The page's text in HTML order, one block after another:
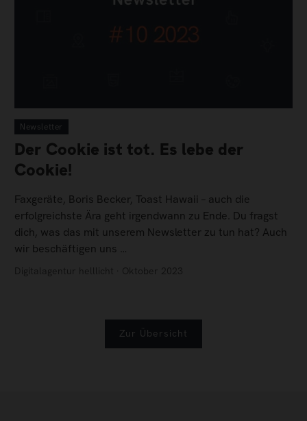
Newsletter
Der Cookie ist tot. Es lebe der
Cookie!
Faxgeräte, Boris Becker, Toast Hawaii – auch die
erfolgreichste Ära geht irgendwann zu Ende. Du fragst
dich, was das mit unserem Newsletter zu tun hat? Auch
wir beschäftigen uns …
Zur Übersicht